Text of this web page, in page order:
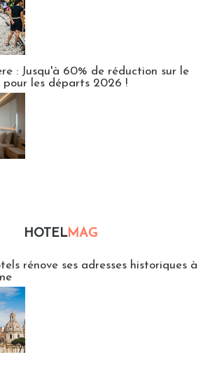
: Jusqu'à 60% de réduction sur le
pour les départs 2026 !
HOTELMAG
rénove ses adresses historiques à